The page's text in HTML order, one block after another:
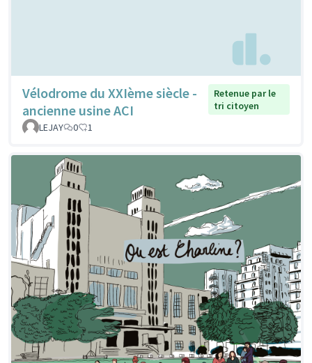
Vélodrome du XXIème siècle -
ancienne usine ACI
Retenue par le
tri citoyen
LEJAY
0 1